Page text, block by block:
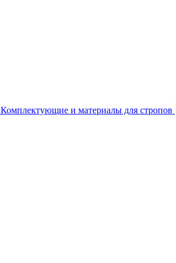
Комплектующие и материалы для стропов